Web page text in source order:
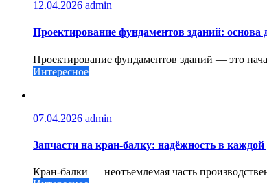
12.04.2026 admin
Проектирование фундаментов зданий: основа
Проектирование фундаментов зданий — это
Интересное
07.04.2026 admin
Запчасти на кран-балку: надёжность в каждой
Кран-балки — неотъемлемая часть